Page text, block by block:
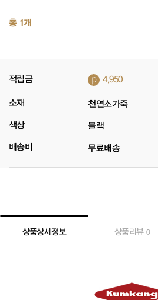
총 1개
적립금 p 4,950
소재 천연소가죽
색상 블랙
배송비 무료배송
상품상세정보 상품리뷰 0